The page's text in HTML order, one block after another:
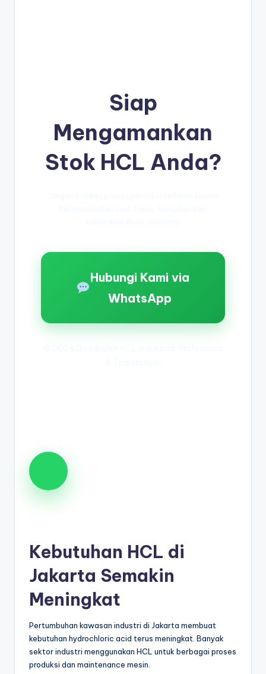
Siap
Mengamankan
Stok HCL Anda?
Hubungi Kami via
WhatsApp
Kebutuhan HCL di
Jakarta Semakin
Meningkat
Pertumbuhan kawasan industri di Jakarta membuat
kebutuhan hydrochloric acid terus meningkat. Banyak
sektor industri menggunakan HCL untuk berbagai proses
produksi dan maintenance mesin.